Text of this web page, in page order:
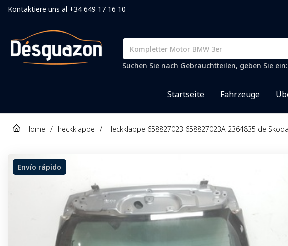
Kontaktiere uns al +34 649 17 16 10
Suchen Sie nach Gebrauchtteilen, geben Sie
Startseite Fahrzeuge
Home / heckklappe / Heckklappe 658827023 658827023A 2364835 de
Envío rápido